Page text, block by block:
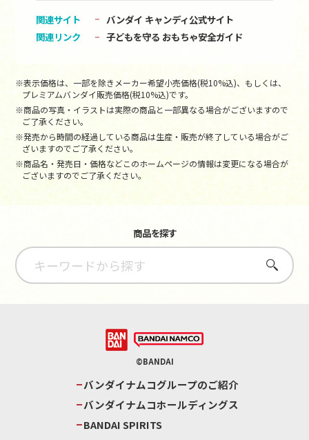
関連サイト
バンダイ キャンディ公式サイト
関連リンク
子どもを守る おもちゃ安全ガイド
※表示価格は、一部を除きメーカー希望小売価格(税10%込)、もしくは、
プレミアムバンダイ販売価格(税10%込)です。
※商品の写真・イラストは実際の商品と一部異なる場合がございますので
ご了承ください。
※発売から時間の経過している商品は生産・販売が終了している場合がご
ざいますのでご了承ください。
※商品名・発売日・価格などこのホームページの情報は変更になる場合が
ございますのでご了承ください。
商品を探す
さがす
©BANDAI
バンダイナムコグループのご紹介
バンダイナムコホールディングス
BANDAI SPIRITS